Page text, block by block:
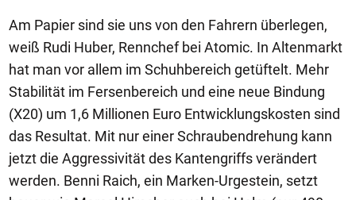
Am Papier sind sie uns von den Fahrern überlegen,
weiß Rudi Huber, Rennchef bei Atomic. In Altenmarkt
hat man vor allem im Schuhbereich getüftelt. Mehr
Stabilität im Fersenbereich und eine neue Bindung
(X20) um 1,6 Millionen Euro Entwicklungskosten sind
das Resultat. Mit nur einer Schraubendrehung kann
jetzt die Aggressivität des Kantengriffs verändert
werden. Benni Raich, ein Marken-Urgestein, setzt